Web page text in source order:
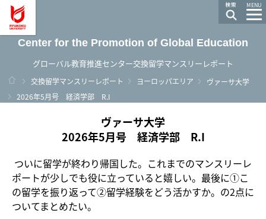
MENU
Center for the Promotion of Global Education
グローバル教育推進センター交換留学マンスリーレポート
ホーム
交換留学マンスリーレポート ヨーロッパエリア
ヴァーサ大学
2026年5月号 経済学部 R.I
ヴァーサ大学
2026年5月号 経済学部 R.I
ついに留学が終わり帰国した。これまでのマンスリーレ
ポートが少しでも役に立っていると嬉しい。最後に①こ
の留学を振り返って②留学経験をどう活かすか。の2点に
ついてまとめたい。